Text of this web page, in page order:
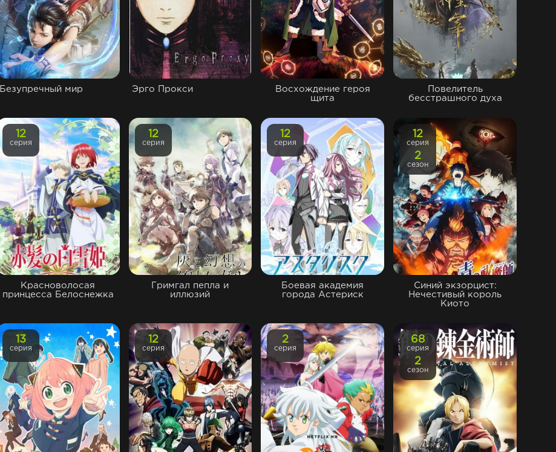
Безупречный мир Эрго Прокси
Восхождение героя
щита
Повелитель
бесстрашного духа
Красноволосая
принцесса Белоснежка
12
серия
Гримгал пепла и
иллюзий
12
серия
Боевая академия
города Астериск
12
серия
Синий экзорцист:
Нечестивый король
Киото
12
серия
2
сезон
13
серия
12
серия
2
серия
68
серия
2
сезон